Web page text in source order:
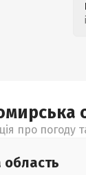
про погоду
область